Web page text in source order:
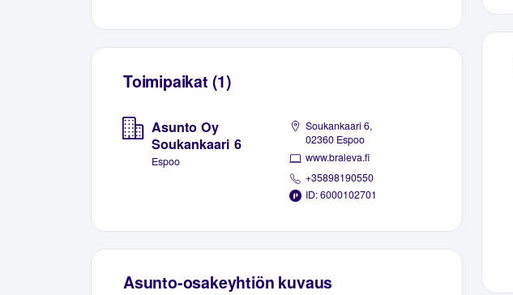
Toimipaikat (1)
Asunto Oy
Soukankaari 6
Espoo
Soukankaari 6,
02360 Espoo
www.braleva.fi
+35898190550
ID: 6000102701
Asunto-osakeyhtiön kuvaus